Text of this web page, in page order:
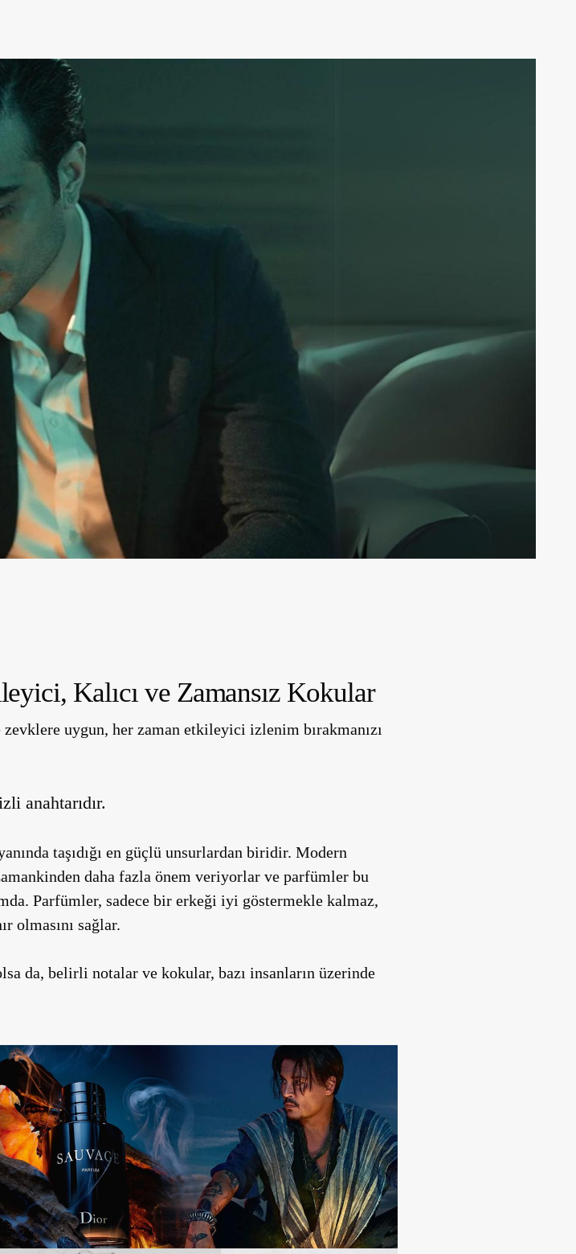
Kalıcı ve Zamansız Kokular
uygun, her zaman etkileyici izlenim bırakmanızı
anahtarıdır.
taşıdığı en güçlü unsurlardan biridir. Modern
daha fazla önem veriyorlar ve parfümler bu
Parfümler, sadece bir erkeği iyi göstermekle kalmaz,
olmasını sağlar.
da, belirli notalar ve kokular, bazı insanların üzerinde